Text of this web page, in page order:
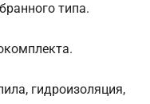
типа.
гидроизоляция,